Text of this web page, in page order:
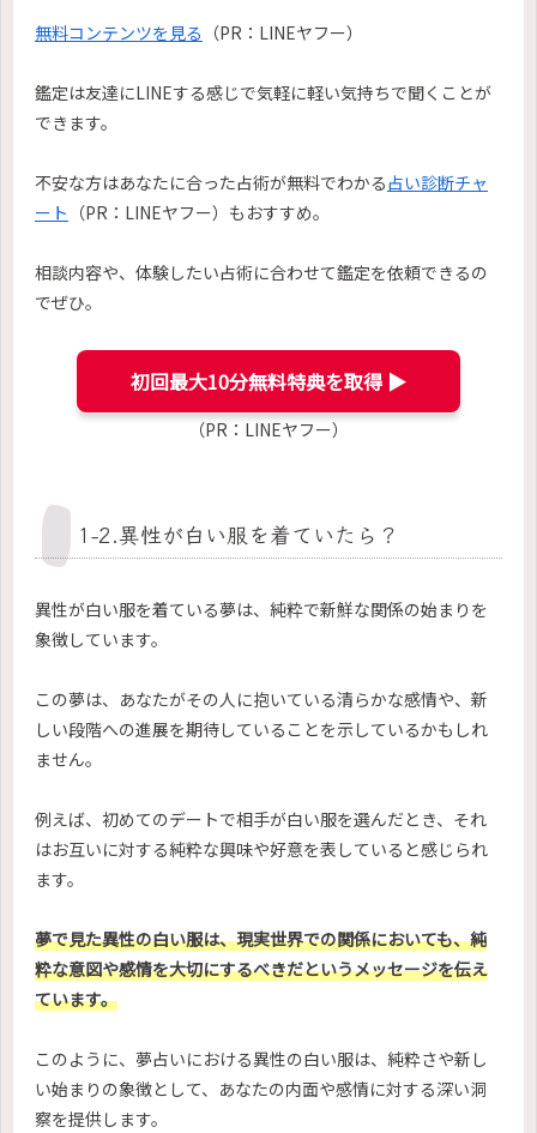
無料コンテンツを見る （PR：LINEヤフー）
鑑定は友達にLINEする感じで気軽に軽い気持ちで聞くことが
できます。
不安な方はあなたに合った占術が無料でわかる占い診断チャ
ート （PR：LINEヤフー）もおすすめ。
相談内容や、体験したい占術に合わせて鑑定を依頼できるの
でぜひ。
初回最大10分無料特典を取得 ▶︎
（PR：LINEヤフー）
1-2.異性が白い服を着ていたら？
異性が白い服を着ている夢は、純粋で新鮮な関係の始まりを
象徴しています。
この夢は、あなたがその人に抱いている清らかな感情や、新
しい段階への進展を期待していることを示しているかもしれ
ません。
例えば、初めてのデートで相手が白い服を選んだとき、それ
はお互いに対する純粋な興味や好意を表していると感じられ
ます。
夢で見た異性の白い服は、現実世界での関係においても、純
粋な意図や感情を大切にするべきだというメッセージを伝え
ています。
このように、夢占いにおける異性の白い服は、純粋さや新し
い始まりの象徴として、あなたの内面や感情に対する深い洞
察を提供します。